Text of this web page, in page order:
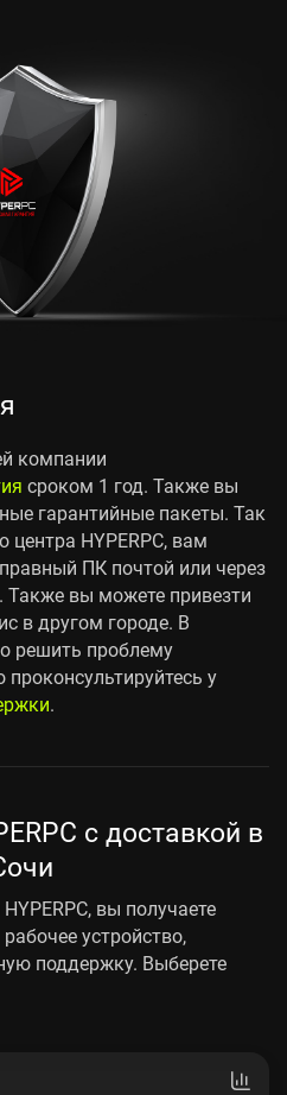
компании
сроком 1 год. Также вы
гарантийные пакеты. Так
центра HYPERPC, вам
ПК почтой или через
вы можете привезти
в другом городе. В
решить проблему
у
.
с доставкой в
вы получаете
устройство,
поддержку. Выберете